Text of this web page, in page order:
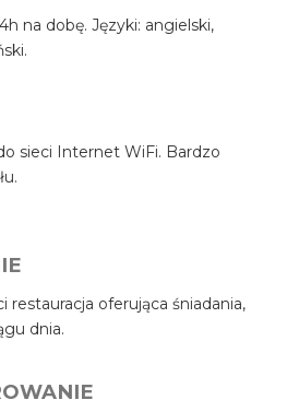
na dobę. Języki: angielski,
sieci Internet WiFi. Bardzo
restauracja oferująca śniadania,
dnia.